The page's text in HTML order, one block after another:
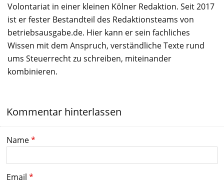
Volontariat in einer kleinen Kölner Redaktion. Seit 2017
ist er fester Bestandteil des Redaktionsteams von
betriebsausgabe.de. Hier kann er sein fachliches
Wissen mit dem Anspruch, verständliche Texte rund
ums Steuerrecht zu schreiben, miteinander
kombinieren.
Kommentar hinterlassen
Name*
Email *